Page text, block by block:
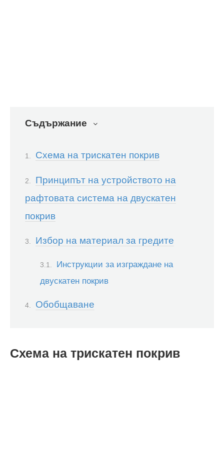
Съдържание
Схема на трискатен покрив
Принципът на устройството на
рафтовата система на двускатен
покрив
Избор на материал за гредите
Инструкции за изграждане на
двускатен покрив
Обобщаване
Схема на трискатен покрив